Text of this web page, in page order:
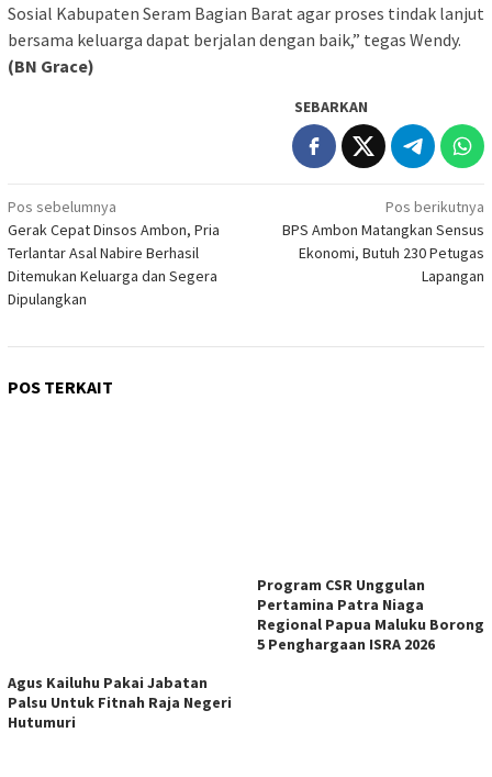
Sosial Kabupaten Seram Bagian Barat agar proses tindak lanjut
bersama keluarga dapat berjalan dengan baik,” tegas Wendy.
(BN Grace)
SEBARKAN
Navigasi
pos
Pos sebelumnya
Gerak Cepat Dinsos Ambon, Pria
Terlantar Asal Nabire Berhasil
Ditemukan Keluarga dan Segera
Dipulangkan
Pos berikutnya
BPS Ambon Matangkan Sensus
Ekonomi, Butuh 230 Petugas
Lapangan
POS TERKAIT
Agus Kailuhu Pakai Jabatan
Palsu Untuk Fitnah Raja Negeri
Hutumuri
Program CSR Unggulan
Pertamina Patra Niaga
Regional Papua Maluku Borong
5 Penghargaan ISRA 2026